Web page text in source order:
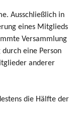
Ausschließlich in
eines Mitglieds
Versammlung
eine Person
anderer
die Hälfte der